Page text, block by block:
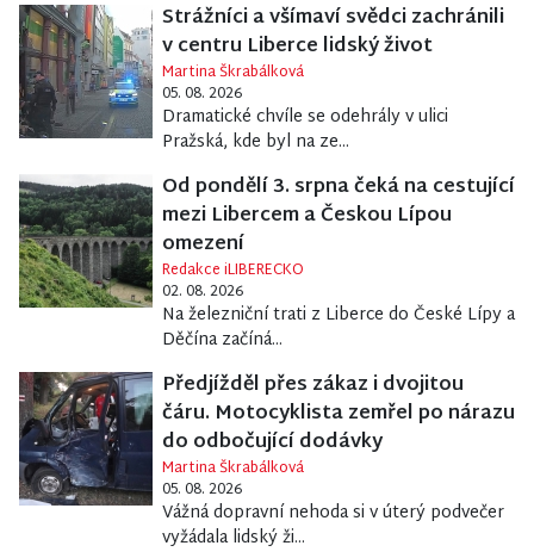
Strážníci a všímaví svědci zachránili
v centru Liberce lidský život
Martina Škrabálková
05. 08. 2026
Dramatické chvíle se odehrály v ulici
Pražská, kde byl na ze...
Od pondělí 3. srpna čeká na cestující
mezi Libercem a Českou Lípou
omezení
Redakce iLIBERECKO
02. 08. 2026
Na železniční trati z Liberce do České Lípy a
Děčína začíná...
Předjížděl přes zákaz i dvojitou
čáru. Motocyklista zemřel po nárazu
do odbočující dodávky
Martina Škrabálková
05. 08. 2026
Vážná dopravní nehoda si v úterý podvečer
vyžádala lidský ži...